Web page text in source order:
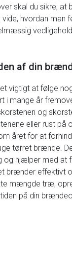
skal du sikre,
hvordan man
af din
vigtigt at følge
mange år
og
eller rust
året for at
tørret brænde.
og hjælper med
effektivt
mængde træ,
på din